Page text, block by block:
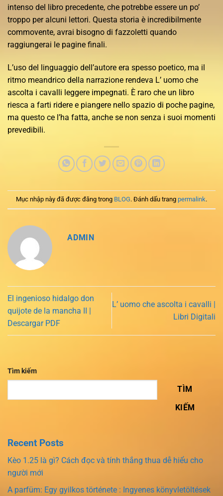
intenso del libro precedente, che potrebbe essere un po’
troppo per alcuni lettori. Questa storia è incredibilmente
commovente, avrai bisogno di fazzoletti quando
raggiungerai le pagine finali.
L’uso del linguaggio dell’autore era spesso poetico, ma il
ritmo meandrico della narrazione rendeva L’ uomo che
ascolta i cavalli leggere impegnati. È raro che un libro
riesca a farti ridere e piangere nello spazio di poche pagine,
ma questo ce l’ha fatta, anche se non senza i suoi momenti
prevedibili.
Mục nhập này đã được đăng trong BLOG. Đánh dấu trang permalink.
ADMIN
El ingenioso hidalgo don
quijote de la mancha II |
Descargar PDF
L’ uomo che ascolta i cavalli |
Libri Digitali
Tìm kiếm
TÌM
KIẾM
Recent Posts
Kèo 1.25 là gì? Cách đọc và tính thắng thua dễ hiểu cho
người mới
A parfüm: Egy gyilkos története : Ingyenes könyvletöltések